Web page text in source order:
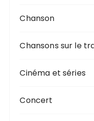
Chanson
Chansons sur le
Cinéma et séries
Concert